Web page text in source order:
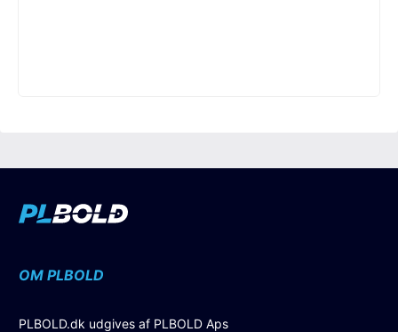
OM PLBOLD
PLBOLD.dk udgives af PLBOLD Aps